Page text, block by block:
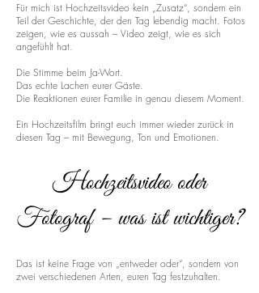
Für mich ist Hochzeitsvideo kein „Zusatz“, sondern ein
Teil der Geschichte, der den Tag lebendig macht. Fotos
zeigen, wie es aussah – Video zeigt, wie es sich
angefühlt hat.
Die Stimme beim Ja-Wort.
Das echte Lachen eurer Gäste.
Die Reaktionen eurer Familie in genau diesem Moment.
Ein Hochzeitsfilm bringt euch immer wieder zurück in
diesen Tag – mit Bewegung, Ton und Emotionen.
Hochzeitsvideo oder
Fotograf – was ist wichtiger?
Das ist keine Frage von „entweder oder“, sondern von
zwei verschiedenen Arten, euren Tag festzuhalten.